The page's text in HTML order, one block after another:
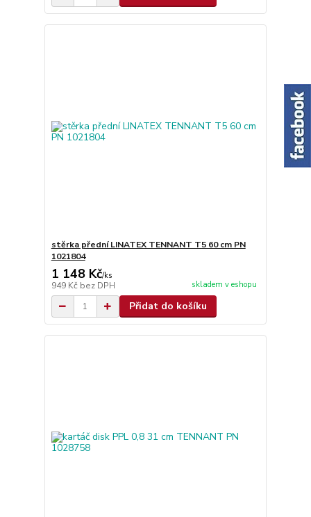
stěrka přední LINATEX TENNANT T5 60 cm PN
1021804
1 148 Kč/ks
949 Kč bez DPH skladem v eshopu
Přidat do košíku